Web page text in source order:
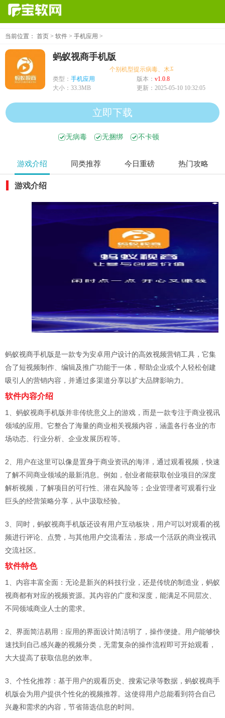
当前位置： 首页 > 软件 > 手机应用 >
蚂蚁视商手机版
个别机型提示病毒、木马、危险，均为误报
类型： 手机应用 版本： v1.0.8
大小： 33.3MB 更新： 2025-05-10 10:32:05
立即下载
无病毒 无捆绑 不卡顿
游戏介绍 同类推荐 今日重磅 热门攻略
游戏介绍
蚂蚁视商手机版是一款专为安卓用户设计的高效视频营销工具，它集
合了短视频制作、编辑及推广功能于一体，帮助企业或个人轻松创建
吸引人的营销内容，并通过多渠道分享以扩大品牌影响力。
软件内容介绍
1、蚂蚁视商手机版并非传统意义上的游戏，而是一款专注于商业视讯
领域的应用。它整合了海量的商业相关视频内容，涵盖各行各业的市
场动态、行业分析、企业发展历程等。
2、用户在这里可以像是置身于商业资讯的海洋，通过观看视频，快速
了解不同商业领域的最新消息。例如，创业者能获取创业项目的深度
解析视频，了解项目的可行性、潜在风险等；企业管理者可观看行业
巨头的经营策略分享，从中汲取经验。
3、同时，蚂蚁视商手机版还设有用户互动板块，用户可以对观看的视
频进行评论、点赞，与其他用户交流看法，形成一个活跃的商业视讯
交流社区。
软件特色
1、内容丰富全面：无论是新兴的科技行业，还是传统的制造业，蚂蚁
视商都有对应的视频资源。其内容的广度和深度，能满足不同层次、
不同领域商业人士的需求。
2、界面简洁易用：应用的界面设计简洁明了，操作便捷。用户能够快
速找到自己感兴趣的视频分类，无需复杂的操作流程即可开始观看，
大大提高了获取信息的效率。
3、个性化推荐：基于用户的观看历史、搜索记录等数据，蚂蚁视商手
机版会为用户提供个性化的视频推荐。这使得用户总能看到符合自己
兴趣和需求的内容，节省筛选信息的时间。